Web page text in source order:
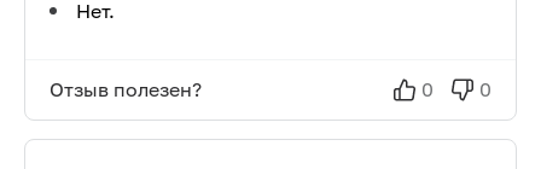
Нет.
Отзыв полезен? 0 0